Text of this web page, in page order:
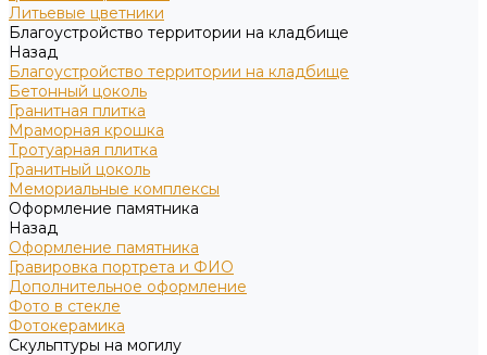
Литьевые цветники
Благоустройство территории на кладбище
Назад
Благоустройство территории на кладбище
Бетонный цоколь
Гранитная плитка
Мраморная крошка
Тротуарная плитка
Гранитный цоколь
Мемориальные комплексы
Оформление памятника
Назад
Оформление памятника
Гравировка портрета и ФИО
Дополнительное оформление
Фото в стекле
Фотокерамика
Скульптуры на могилу